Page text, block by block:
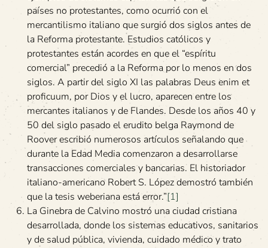
países no protestantes, como ocurrió con el
mercantilismo italiano que surgió dos siglos antes de
la Reforma protestante. Estudios católicos y
protestantes están acordes en que el “espíritu
comercial” precedió a la Reforma por lo menos en dos
siglos. A partir del siglo XI las palabras Deus enim et
proficuum, por Dios y el lucro, aparecen entre los
mercantes italianos y de Flandes. Desde los años 40 y
50 del siglo pasado el erudito belga Raymond de
Roover escribió numerosos artículos señalando que
durante la Edad Media comenzaron a desarrollarse
transacciones comerciales y bancarias. El historiador
italiano-americano Robert S. López demostró también
que la tesis weberiana está error.”[1]
La Ginebra de Calvino mostró una ciudad cristiana
desarrollada, donde los sistemas educativos, sanitarios
y de salud pública, vivienda, cuidado médico y trato